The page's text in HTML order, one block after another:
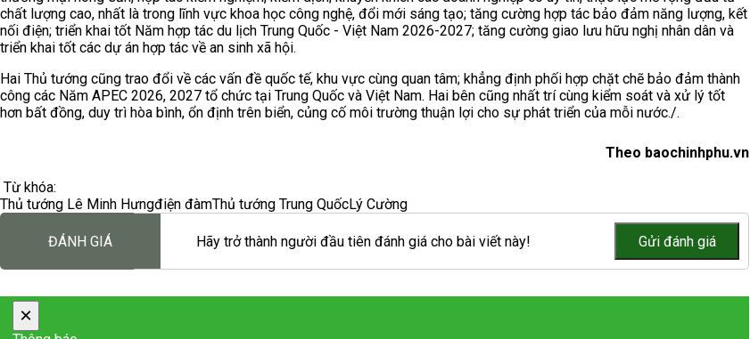
chất lượng cao, nhất là trong lĩnh vực khoa học công nghệ, đổi mới sáng tạo; tăng cường hợp tác bảo đảm năng lượng, kết
nối điện; triển khai tốt Năm hợp tác du lịch Trung Quốc - Việt Nam 2026-2027; tăng cường giao lưu hữu nghị nhân dân và
triển khai tốt các dự án hợp tác về an sinh xã hội.
Hai Thủ tướng cũng trao đổi về các vấn đề quốc tế, khu vực cùng quan tâm; khẳng định phối hợp chặt chẽ bảo đảm thành
công các Năm APEC 2026, 2027 tổ chức tại Trung Quốc và Việt Nam. Hai bên cũng nhất trí cùng kiểm soát và xử lý tốt
hơn bất đồng, duy trì hòa bình, ổn định trên biển, củng cố môi trường thuận lợi cho sự phát triển của mỗi nước./.
Theo baochinhphu.vn
Từ khóa:
Thủ tướng Lê Minh Hưngđiện đàmThủ tướng Trung QuốcLý Cường
ĐÁNH GIÁ Hãy trở thành người đầu tiên đánh giá cho bài viết này!
×